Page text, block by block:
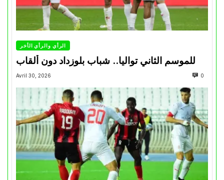
الرأي والرأي الأخر
للموسم الثاني تواليا.. شباب بلوزداد دون ألقاب
Avril 30, 2026 0